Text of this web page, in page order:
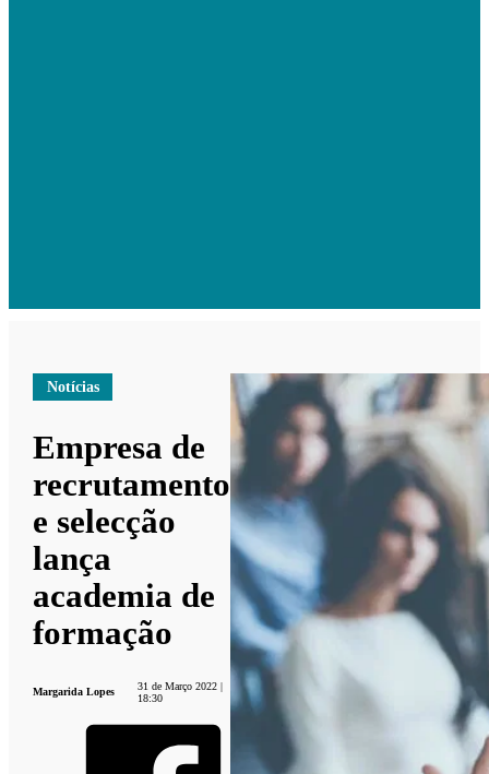
Notícias
Empresa de
recrutamento
e selecção
lança
academia de
formação
Margarida Lopes
31 de Março 2022 |
18:30